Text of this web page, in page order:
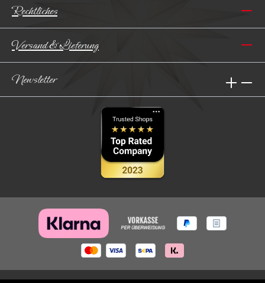
Rechtliches
Versand & Lieferung
Newsletter